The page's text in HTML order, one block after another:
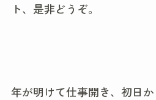
ト、是非どうぞ。
年が明けて仕事開き、初日